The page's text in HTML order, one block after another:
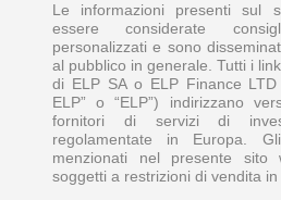
Le informazioni presenti sul
essere considerate
personalizzati e sono
al pubblico in generale. Tutti i
di ELP SA o ELP Finance
ELP” o “ELP”) indirizzano
fornitori di servizi di
regolamentate in Europa.
menzionati nel presente sito
soggetti a restrizioni di vendita